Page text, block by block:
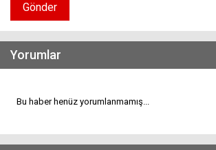
Gönder
Yorumlar
Bu haber henüz yorumlanmamış...